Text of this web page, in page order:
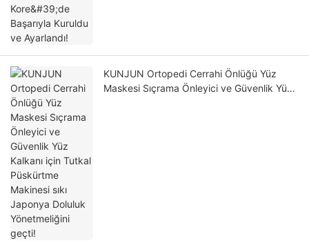
KUNJUN Ortopedi Cerrahi Önlüğü Yüz
Maskesi Sıçrama Önleyici ve Güvenlik Yüz